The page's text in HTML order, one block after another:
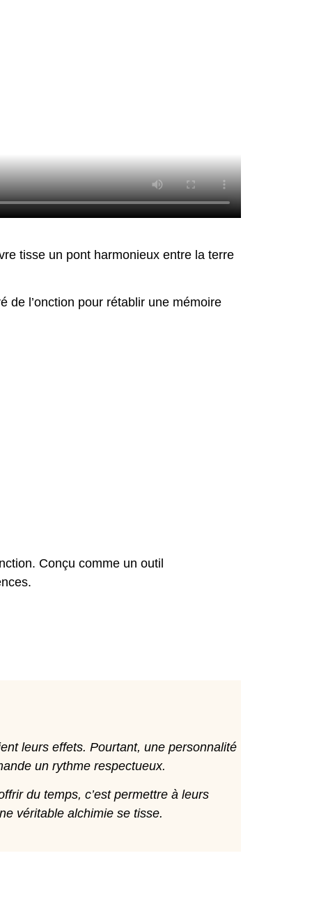
tisse un pont harmonieux entre la terre
de l’onction pour rétablir une mémoire
Conçu comme un outil
leurs effets. Pourtant, une personnalité
un rythme respectueux.
du temps, c’est permettre à leurs
véritable alchimie se tisse.